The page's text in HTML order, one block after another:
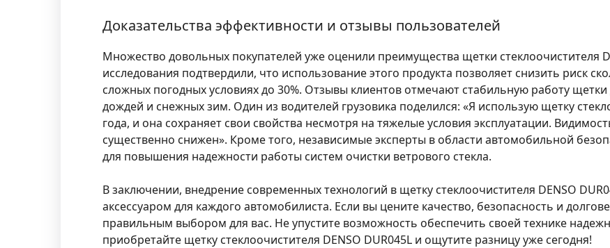
Доказательства эффективности и отзывы пользователей
Множество довольных покупателей уже оценили преимущества щетки стеклоочистителя
исследования подтвердили, что использование этого продукта позволяет снизить риск
сложных погодных условиях до 30%. Отзывы клиентов отмечают стабильную работу
дождей и снежных зим. Один из водителей грузовика поделился: «Я использую щетку
года, и она сохраняет свои свойства несмотря на тяжелые условия эксплуатации.
существенно снижен». Кроме того, независимые эксперты в области автомобильной
для повышения надежности работы систем очистки ветрового стекла.
В заключении, внедрение современных технологий в щетку стеклоочистителя DENSO
аксессуаром для каждого автомобилиста. Если вы цените качество, безопасность и
правильным выбором для вас. Не упустите возможность обеспечить своей технике
приобретайте щетку стеклоочистителя DENSO DUR045L и ощутите разницу уже сегодня!